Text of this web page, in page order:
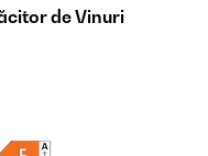
de Vinuri